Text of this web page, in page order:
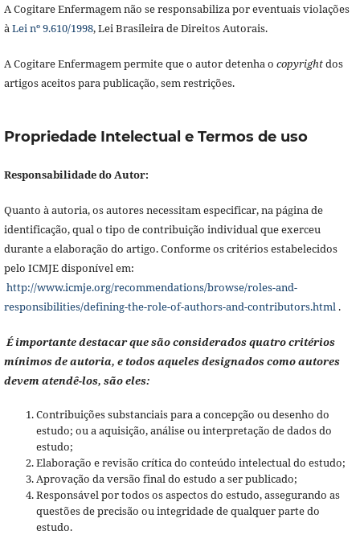
A Cogitare Enfermagem não se responsabiliza por eventuais violações
àLei nº 9.610/1998, Lei Brasileira de Direitos Autorais.
A Cogitare Enfermagem permite que o autor detenha o copyrightdos
artigos aceitos para publicação, sem restrições.
Propriedade Intelectual e Termos de uso
Responsabilidade do Autor:
Quanto à autoria, os autores necessitam especificar, na página de
identificação, qual o tipo de contribuição individual que exerceu
durante a elaboração do artigo. Conforme os critérios estabelecidos
pelo ICMJE disponível em:
http://www.icmje.org/recommendations/browse/roles-and-
responsibilities/defining-the-role-of-authors-and-contributors.html.
É importante destacar que são considerados quatro critérios
mínimos de autoria, e todos aqueles designados como autores
devem atendê-los, são eles:
Contribuições substanciais para a concepção ou desenho do
estudo; ou a aquisição, análise ou interpretação de dados do
estudo;
Elaboração e revisão crítica do conteúdo intelectual do estudo;
Aprovação da versão final do estudo a ser publicado;
Responsável por todos os aspectos do estudo, assegurando as
questões de precisão ou integridade de qualquer parte do
estudo.